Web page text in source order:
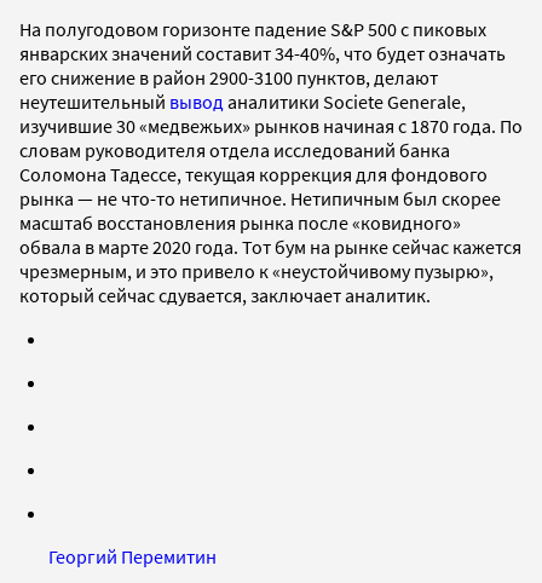
На полугодовом горизонте падение S&P 500 с пиковых
январских значений составит 34-40%, что будет означать
его снижение в район 2900-3100 пунктов, делают
неутешительный выводаналитики Societe Generale,
изучившие 30 «медвежьих» рынков начиная с 1870 года. По
словам руководителя отдела исследований банка
Соломона Тадессе, текущая коррекция для фондового
рынка — не что-то нетипичное. Нетипичным был скорее
масштаб восстановления рынка после «ковидного»
обвала в марте 2020 года. Тот бум на рынке сейчас кажется
чрезмерным, и это привело к «неустойчивому пузырю»,
который сейчас сдувается, заключает аналитик.
Георгий Перемитин